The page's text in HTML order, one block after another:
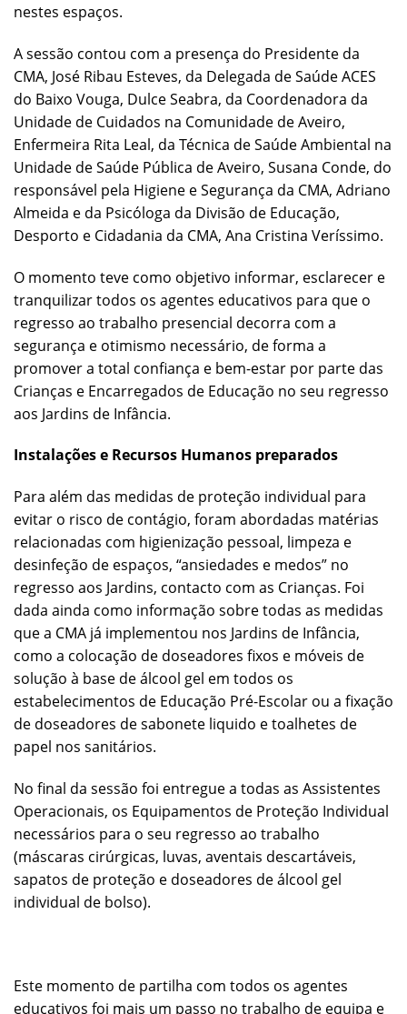
nestes espaços.
A sessão contou com a presença do Presidente da
CMA, José Ribau Esteves, da Delegada de Saúde ACES
do Baixo Vouga, Dulce Seabra, da Coordenadora da
Unidade de Cuidados na Comunidade de Aveiro,
Enfermeira Rita Leal, da Técnica de Saúde Ambiental na
Unidade de Saúde Pública de Aveiro, Susana Conde, do
responsável pela Higiene e Segurança da CMA, Adriano
Almeida e da Psicóloga da Divisão de Educação,
Desporto e Cidadania da CMA, Ana Cristina Veríssimo.
O momento teve como objetivo informar, esclarecer e
tranquilizar todos os agentes educativos para que o
regresso ao trabalho presencial decorra com a
segurança e otimismo necessário, de forma a
promover a total confiança e bem-estar por parte das
Crianças e Encarregados de Educação no seu regresso
aos Jardins de Infância.
Instalações e Recursos Humanos preparados
Para além das medidas de proteção individual para
evitar o risco de contágio, foram abordadas matérias
relacionadas com higienização pessoal, limpeza e
desinfeção de espaços, “ansiedades e medos” no
regresso aos Jardins, contacto com as Crianças. Foi
dada ainda como informação sobre todas as medidas
que a CMA já implementou nos Jardins de Infância,
como a colocação de doseadores fixos e móveis de
solução à base de álcool gel em todos os
estabelecimentos de Educação Pré-Escolar ou a fixação
de doseadores de sabonete liquido e toalhetes de
papel nos sanitários.
No final da sessão foi entregue a todas as Assistentes
Operacionais, os Equipamentos de Proteção Individual
necessários para o seu regresso ao trabalho
(máscaras cirúrgicas, luvas, aventais descartáveis,
sapatos de proteção e doseadores de álcool gel
individual de bolso).
Este momento de partilha com todos os agentes
educativos foi mais um passo no trabalho de equipa e